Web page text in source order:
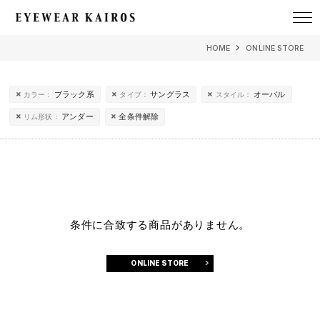
HOME ONLINE STORE
カラー： ブラック系 タイプ： サングラス スタイル： オーバル
リム形状： アンダー 全条件解除
条件に合致する商品がありません。
ONLINE STORE